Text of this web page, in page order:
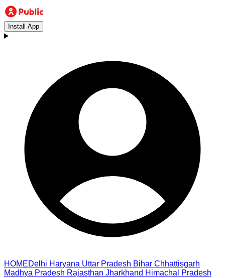
Install App
HOMEDelhi Haryana Uttar Pradesh Bihar Chhattisgarh
Madhya Pradesh Rajasthan Jharkhand Himachal Pradesh